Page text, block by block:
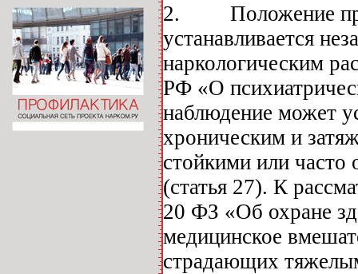
2. Положение
устанавливается
наркологическим
РФ «О
наблюдение может
хроническим и
стойкими или
(статья 27). К
20 ФЗ «Об охране
медицинское
страдающих